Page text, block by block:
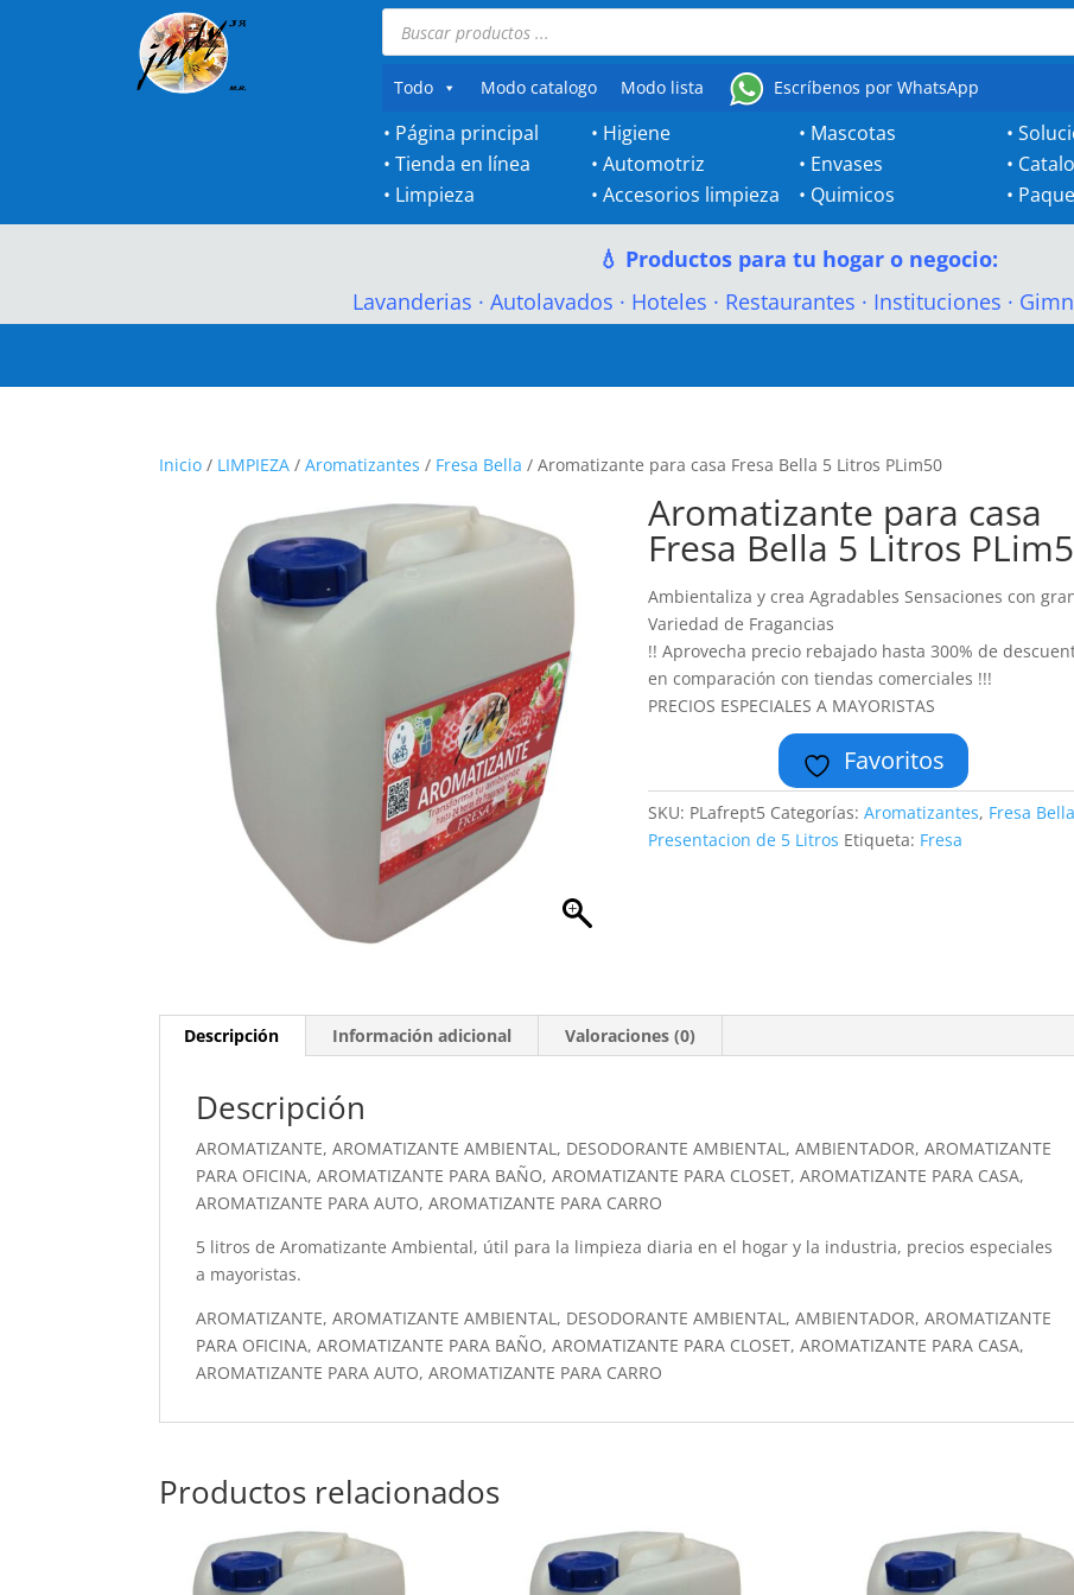
Búsqueda
productos
Todo
Modo catalogo Modo lista Escríbenos por WhatsApp
• Página principal
•Tienda en línea
• Limpieza
• Higiene
•Automotriz
•Accesorios limpieza
• Mascotas
• Envases
• Quimicos
•
•
•
💧 Productos para tu hogar o negocio:
Lavanderias · Autolavados · Hoteles · Restaurantes · Instituciones ·
Inicio / LIMPIEZA /Aromatizantes / Fresa Bella / Aromatizante para casa Fresa Bella 5 Litros PLim50
Aromatizante para casa
Fresa Bella 5 Litros
Ambientaliza y crea Agradables Sensaciones con
Variedad de Fragancias
!! Aprovecha precio rebajado hasta 300% de
en comparación con tiendas comerciales !!!
PRECIOS ESPECIALES A MAYORISTAS
Favoritos
SKU: PLafrept5 Categorías:Aromatizantes, Fresa Bella
Presentacion de 5 Litros Etiqueta: Fresa
Descripción Información adicional Valoraciones (0)
Descripción
AROMATIZANTE, AROMATIZANTE AMBIENTAL, DESODORANTE AMBIENTAL, AMBIENTADOR, AROMATIZANTE
PARA OFICINA, AROMATIZANTE PARA BAÑO, AROMATIZANTE PARA CLOSET, AROMATIZANTE PARA CASA,
AROMATIZANTE PARA AUTO, AROMATIZANTE PARA CARRO
5 litros de Aromatizante Ambiental, útil para la limpieza diaria en el hogar y la industria, precios especiales
a mayoristas.
AROMATIZANTE, AROMATIZANTE AMBIENTAL, DESODORANTE AMBIENTAL, AMBIENTADOR, AROMATIZANTE
PARA OFICINA, AROMATIZANTE PARA BAÑO, AROMATIZANTE PARA CLOSET, AROMATIZANTE PARA CASA,
AROMATIZANTE PARA AUTO, AROMATIZANTE PARA CARRO
Productos relacionados